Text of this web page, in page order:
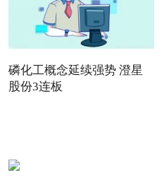
磷化工概念延续强势 澄星
股份3连板